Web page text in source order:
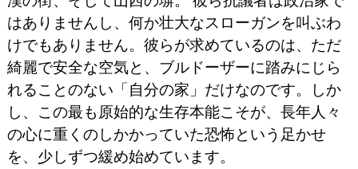
はありませんし、何か壮大なスローガンを叫ぶわ
けでもありません。彼らが求めているのは、ただ
綺麗で安全な空気と、ブルドーザーに踏みにじら
れることのない「自分の家」だけなのです。しか
し、この最も原始的な生存本能こそが、長年人々
の心に重くのしかかっていた恐怖という足かせ
を、少しずつ緩め始めています。